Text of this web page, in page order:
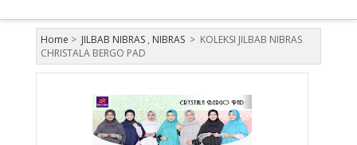
Home > JILBAB NIBRAS, NIBRAS > KOLEKSI JILBAB NIBRAS
CHRISTALA BERGO PAD